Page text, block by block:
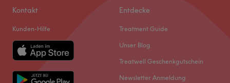
Kontakt
Kunden-Hilfe
Entdecke
Treatment Guide
Unser Blog
Treatwell Geschenkgutschein
Newsletter Anmeldung